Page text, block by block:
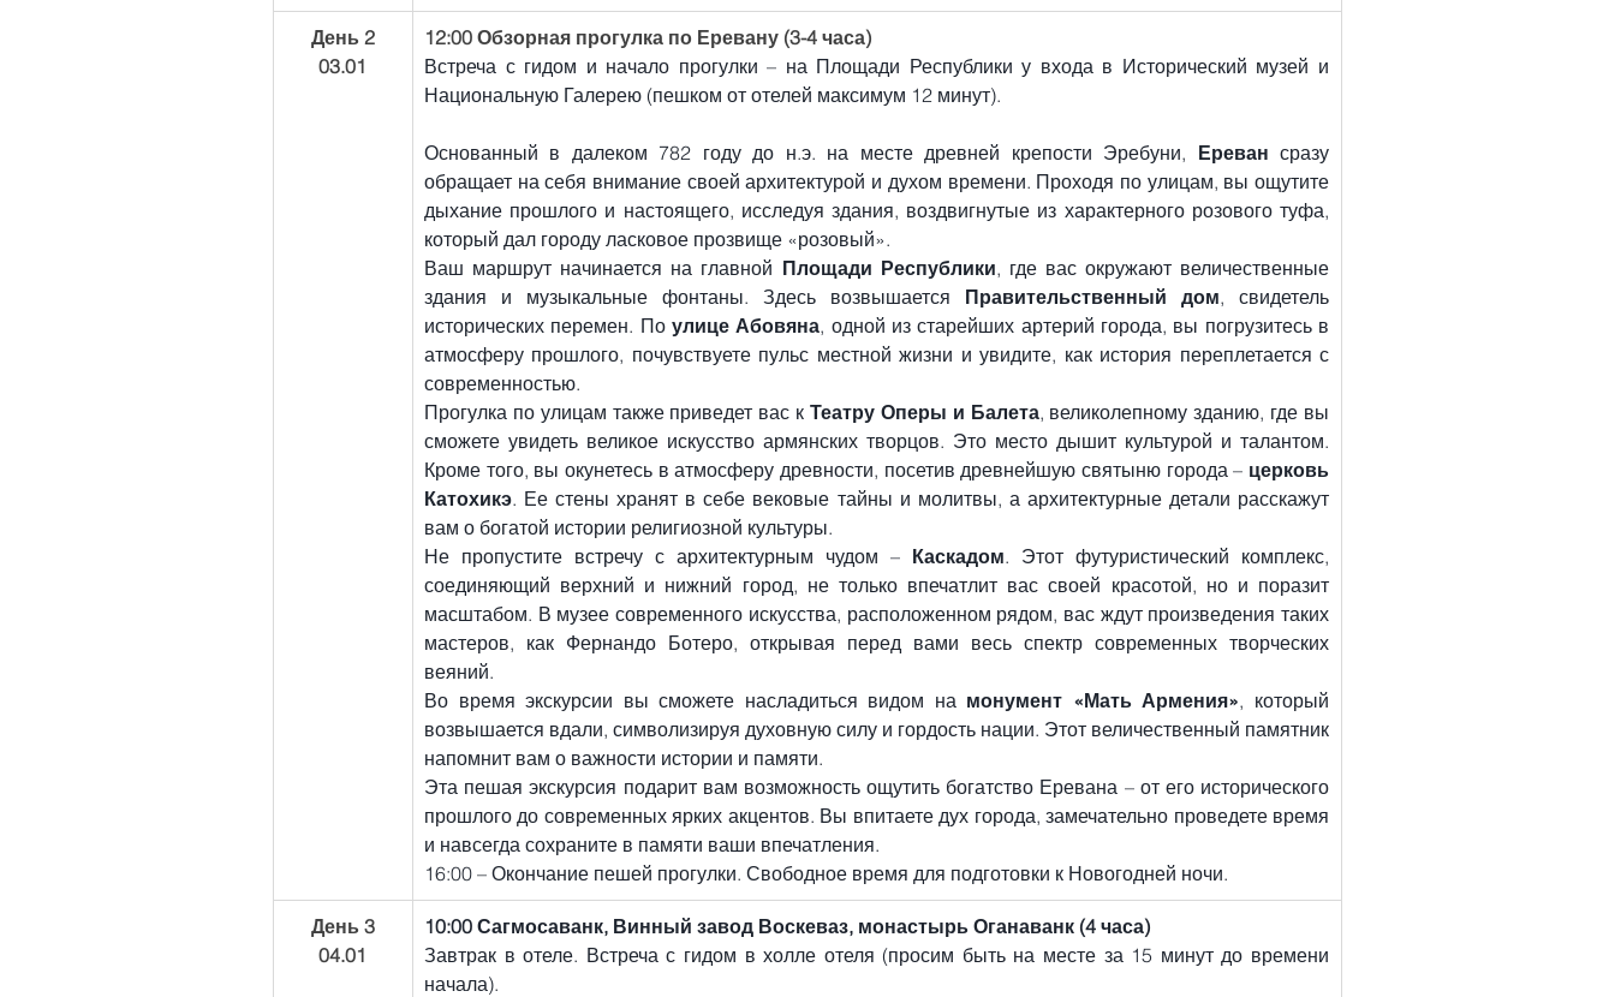
День 2
03.01
12:00 Обзорная прогулка по Еревану (3-4 часа)
Встреча с гидом и начало прогулки – на Площади Республики у входа в Исторический музей и
Национальную Галерею (пешком от отелей максимум 12 минут).
Основанный в далеком 782 году до н.э. на месте древней крепости Эребуни, Ереван сразу
обращает на себя внимание своей архитектурой и духом времени. Проходя по улицам, вы ощутите
дыхание прошлого и настоящего, исследуя здания, воздвигнутые из характерного розового туфа,
который дал городу ласковое прозвище «розовый».
Ваш маршрут начинается на главной Площади Республики, где вас окружают величественные
здания и музыкальные фонтаны. Здесь возвышается Правительственный дом, свидетель
исторических перемен. По улице Абовяна, одной из старейших артерий города, вы погрузитесь в
атмосферу прошлого, почувствуете пульс местной жизни и увидите, как история переплетается с
современностью.
Прогулка по улицам также приведет вас к Театру Оперы и Балета, великолепному зданию, где вы
сможете увидеть великое искусство армянских творцов. Это место дышит культурой и талантом.
Кроме того, вы окунетесь в атмосферу древности, посетив древнейшую святыню города – церковь
Катохикэ. Ее стены хранят в себе вековые тайны и молитвы, а архитектурные детали расскажут
вам о богатой истории религиозной культуры.
Не пропустите встречу с архитектурным чудом – Каскадом. Этот футуристический комплекс,
соединяющий верхний и нижний город, не только впечатлит вас своей красотой, но и поразит
масштабом. В музее современного искусства, расположенном рядом, вас ждут произведения таких
мастеров, как Фернандо Ботеро, открывая перед вами весь спектр современных творческих
веяний.
Во время экскурсии вы сможете насладиться видом на монумент «Мать Армения», который
возвышается вдали, символизируя духовную силу и гордость нации. Этот величественный памятник
напомнит вам о важности истории и памяти.
Эта пешая экскурсия подарит вам возможность ощутить богатство Еревана – от его исторического
прошлого до современных ярких акцентов. Вы впитаете дух города, замечательно проведете время
и навсегда сохраните в памяти ваши впечатления.
16:00 – Окончание пешей прогулки. Свободное время для подготовки к Новогодней ночи.
День 3
04.01
10:00 Сагмосаванк, Винный завод Воскеваз, монастырь Оганаванк (4 часа)
Завтрак в отеле. Встреча с гидом в холле отеля (просим быть на месте за 15 минут до времени
начала).